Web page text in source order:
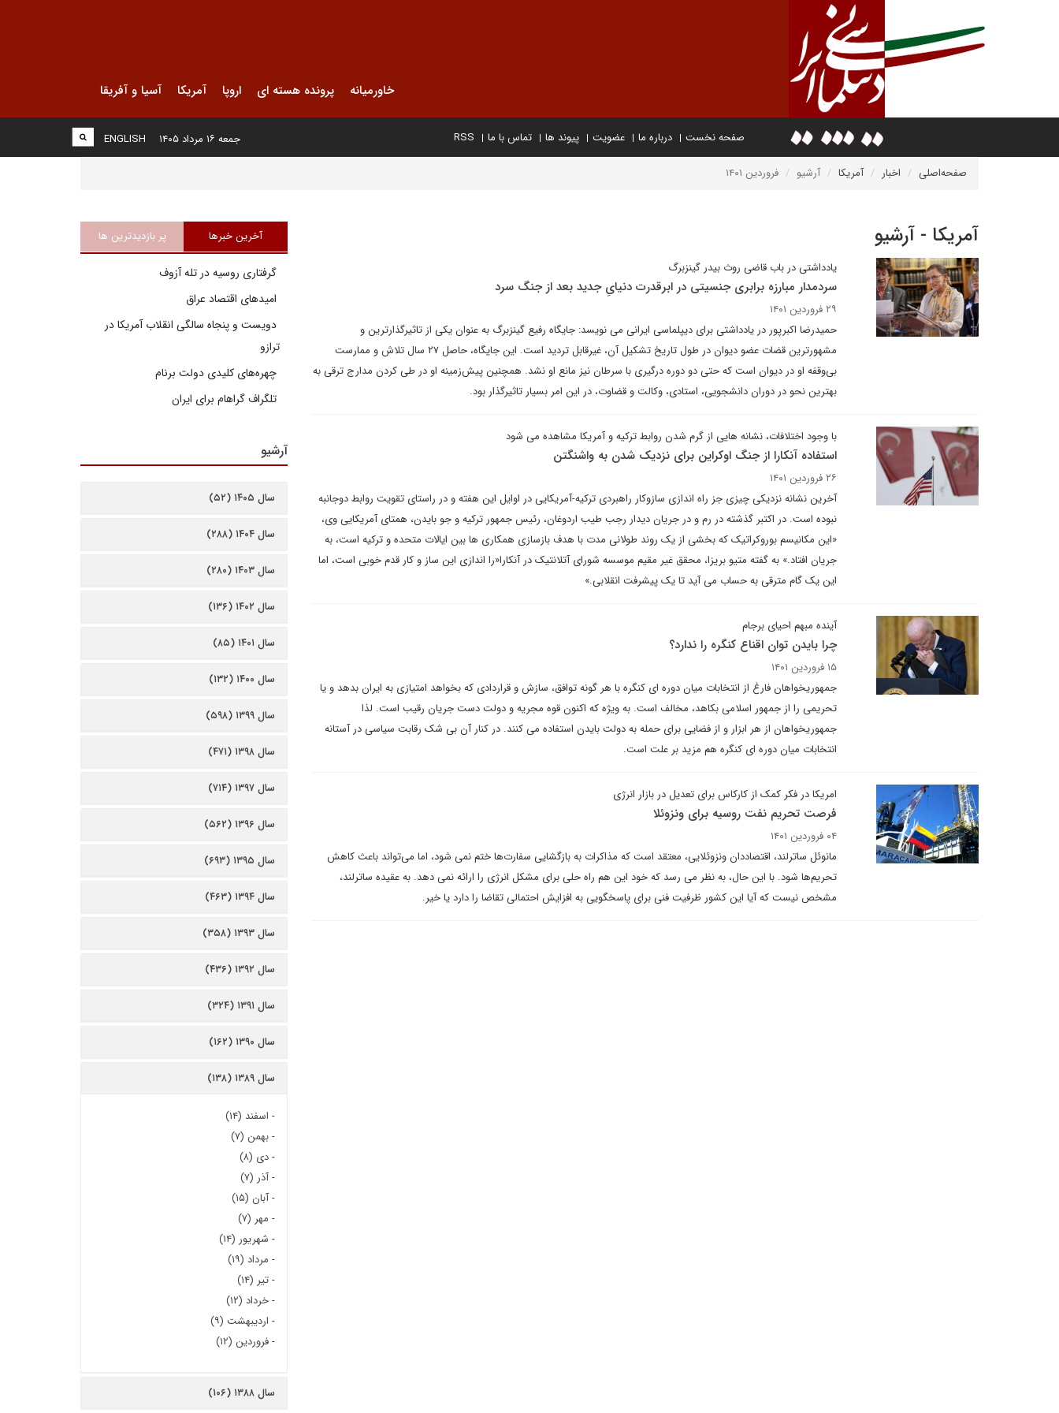
خاورمیانه پرونده هسته ای اروپا آمریکا آسیا و آفریقا
صفحه نخست درباره ما عضویت پیوند ها تماس با ما RSS
ENGLISH جمعه ۱۶ مرداد ۱۴۰۵
صفحه‌اصلی اخبار آمریکا آرشیو فروردین ۱۴۰۱
آمریکا - آرشیو
یادداشتی در باب قاضی روث بیدر گینزبرگ
سردمدار مبارزه برابری جنسیتی در ابرقدرت دنیایِ جدید بعد از جنگ سرد
۲۹ فروردین ۱۴۰۱
حمیدرضا اکبرپور در یادداشتی برای دیپلماسی ایرانی می نویسد: جایگاه رفیع گینزبرگ به عنوان یکی از تاثیرگذارترین و
مشهورترین قضات عضو دیوان در طول تاریخ تشکیل آن، غیرقابل تردید است. این جایگاه، حاصل ۲۷ سال تلاش و ممارست
بی‌وقفه او در دیوان است که حتی دو دوره درگیری با سرطان نیز مانع او نشد. همچنین پیش‌زمینه او در طی کردن مدارج ترقی به
بهترین نحو در دوران دانشجویی، استادی، وکالت و قضاوت، در این امر بسیار تاثیرگذار بود.
با وجود اختلافات، نشانه هایی از گرم شدن روابط ترکیه و آمریکا مشاهده می شود
استفاده آنکارا از جنگ اوکراین برای نزدیک شدن به واشنگتن
۲۶ فروردین ۱۴۰۱
آخرین نشانه نزدیکی چیزی جز راه اندازی سازوکار راهبردی ترکیه-آمریکایی در اوایل این هفته و در راستای تقویت روابط دوجانبه
نبوده است. در اکتبر گذشته در رم و در جریان دیدار رجب طیب اردوغان، رئیس جمهور ترکیه و جو بایدن، همتای آمریکایی وی،
«این مکانیسم بوروکراتیک که بخشی از یک روند طولانی مدت با هدف بازسازی همکاری ها بین ایالات متحده و ترکیه است، به
جریان افتاد.» به گفته متیو بریزا، محقق غیر مقیم موسسه شورای آتلانتیک در آنکارا«را اندازی این ساز و کار قدم خوبی است، اما
این یک گام مترقی به حساب می آید تا یک پیشرفت انقلابی.»
آینده مبهم احیای برجام
چرا بایدن توان اقناع کنگره را ندارد؟
۱۵ فروردین ۱۴۰۱
جمهوریخواهان فارغ از انتخابات میان دوره ای کنگره با هر گونه توافق، سازش و قراردادی که بخواهد امتیازی به ایران بدهد و یا
تحریمی را از جمهور اسلامی بکاهد، مخالف است. به ویژه که اکنون قوه مجریه و دولت دست جریان رقیب است. لذا
جمهوریخواهان از هر ابزار و از فضایی برای حمله به دولت بایدن استفاده می کنند. در کنار آن بی شک رقابت سیاسی در آستانه
انتخابات میان دوره ای کنگره هم مزید بر علت است.
امریکا در فکر کمک از کارکاس برای تعدیل در بازار انرژی
فرصت تحریم نفت روسیه برای ونزوئلا
۰۴ فروردین ۱۴۰۱
مانوئل ساترلند، اقتصاددان ونزوئلایی، معتقد است که مذاکرات به بازگشایی سفارت‌ها ختم نمی شود، اما می‌تواند باعث کاهش
تحریم‌ها شود. با این حال، به نظر می رسد که خود این هم راه حلی برای مشکل انرژی را ارائه نمی دهد. به عقیده ساترلند،
مشخص نیست که آیا این کشور ظرفیت فنی برای پاسخگویی به افزایش احتمالی تقاضا را دارد یا خیر.
آخرین خبرها پر بازدیدترین ها
گرفتاری روسیه در تله آزوف
امیدهای اقتصاد عراق
دویست و پنجاه سالگی انقلاب آمریکا در
ترازو
چهره‌های کلیدی دولت برنام
تلگراف گراهام برای ایران
آرشیو
سال ۱۴۰۵ (۵۲)
سال ۱۴۰۴ (۲۸۸)
سال ۱۴۰۳ (۲۸۰)
سال ۱۴۰۲ (۱۳۶)
سال ۱۴۰۱ (۸۵)
سال ۱۴۰۰ (۱۳۲)
سال ۱۳۹۹ (۵۹۸)
سال ۱۳۹۸ (۴۷۱)
سال ۱۳۹۷ (۷۱۴)
سال ۱۳۹۶ (۵۶۲)
سال ۱۳۹۵ (۶۹۳)
سال ۱۳۹۴ (۴۶۳)
سال ۱۳۹۳ (۳۵۸)
سال ۱۳۹۲ (۴۳۶)
سال ۱۳۹۱ (۳۲۴)
سال ۱۳۹۰ (۱۶۲)
سال ۱۳۸۹ (۱۳۸)
- اسفند (۱۴)
-بهمن (۷)
-دی (۸)
-آذر (۷)
-آبان (۱۵)
- مهر (۷)
- شهریور (۱۴)
- مرداد (۱۹)
-تیر (۱۴)
-خرداد (۱۲)
- اردیبهشت (۹)
-فروردین (۱۲)
سال ۱۳۸۸ (۱۰۶)